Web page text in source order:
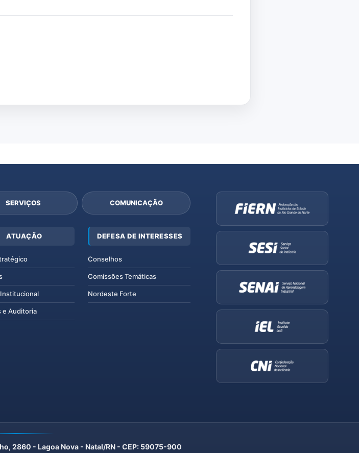
SERVIÇOS COMUNICAÇÃO
ATUAÇÃO
e Auditoria
DEFESA DE INTERESSES
Conselhos
Comissões Temáticas
Nordeste Forte
2860 - Lagoa Nova - Natal/RN - CEP: 59075-900